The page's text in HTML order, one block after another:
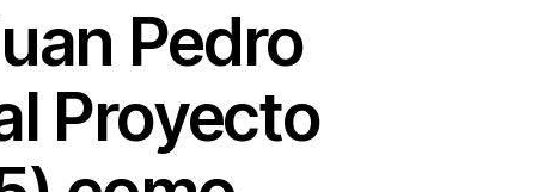
Pedro
Proyecto